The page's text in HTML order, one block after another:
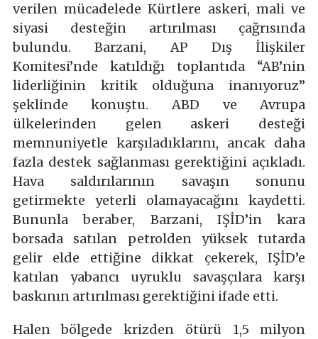
verilen mücadelede Kürtlere askeri, mali ve
siyasi desteğin artırılması çağrısında
bulundu. Barzani, AP Dış İlişkiler
Komitesi’nde katıldığı toplantıda “AB’nin
liderliğinin kritik olduğuna inanıyoruz”
şeklinde konuştu. ABD ve Avrupa
ülkelerinden gelen askeri desteği
memnuniyetle karşıladıklarını, ancak daha
fazla destek sağlanması gerektiğini açıkladı.
Hava saldırılarının savaşın sonunu
getirmekte yeterli olamayacağını kaydetti.
Bununla beraber, Barzani, IŞİD’in kara
borsada satılan petrolden yüksek tutarda
gelir elde ettiğine dikkat çekerek, IŞİD’e
katılan yabancı uyruklu savaşçılara karşı
baskının artırılması gerektiğini ifade etti.
Halen bölgede krizden ötürü 1,5 milyon